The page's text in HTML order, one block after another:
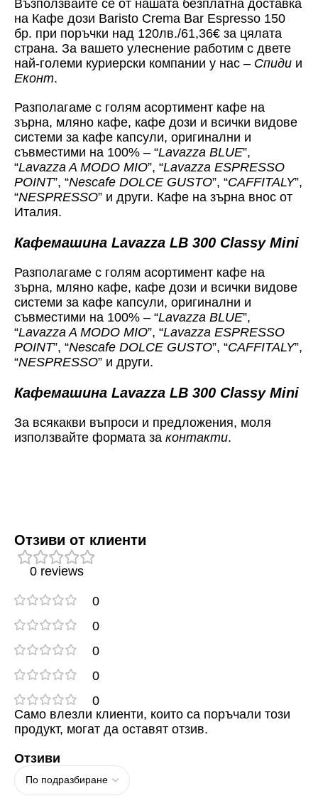
Възползвайте се от нашата безплатна доставка
на Кафе дози Baristo Crema Bar Espresso 150
бр. при поръчки над 120лв./61,36€ за цялата
страна. За вашето улеснение работим с двете
най-големи куриерски компании у нас – Спиди и
Еконт.
Разполагаме с голям асортимент кафе на
зърна, мляно кафе, кафе дози и всички видове
системи за кафе капсули, оригинални и
съвместими на 100% – “Lavazza BLUE”,
“Lavazza A MODO MIO”, “Lavazza ESPRESSO
POINT”, “Nescafe DOLCE GUSTO”, “CAFFITALY”,
“NESPRESSO” и други. Кафе на зърна внос от
Италия.
Кафемашина Lavazza LB 300 Classy Mini
Разполагаме с голям асортимент кафе на
зърна, мляно кафе, кафе дози и всички видове
системи за кафе капсули, оригинални и
съвместими на 100% – “Lavazza BLUE”,
“Lavazza A MODO MIO”, “Lavazza ESPRESSO
POINT”, “Nescafe DOLCE GUSTO”, “CAFFITALY”,
“NESPRESSO” и други.
Кафемашина Lavazza LB 300 Classy Mini
За всякакви въпроси и предложения, моля
използвайте формата за контакти.
Отзиви от клиенти
0 reviews
0
0
0
0
0
Отзиви
Само влезли клиенти, които са поръчали този
продукт, могат да оставят отзив.